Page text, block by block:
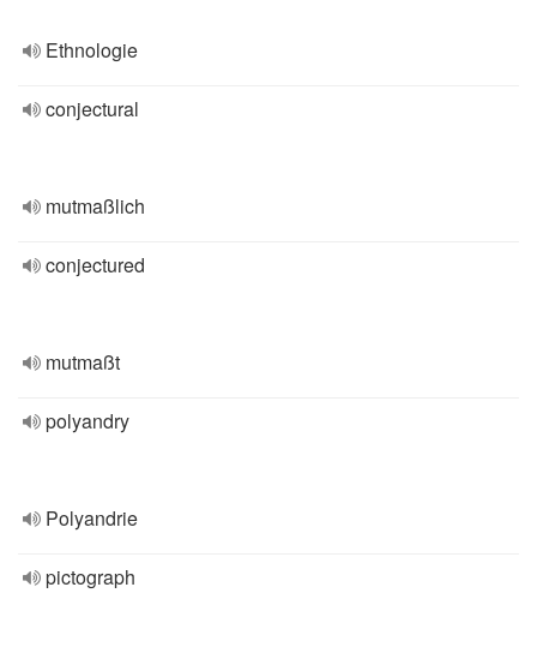
Ethnologie
conjectural
mutmaßlich
conjectured
mutmaßt
polyandry
Polyandrie
pictograph